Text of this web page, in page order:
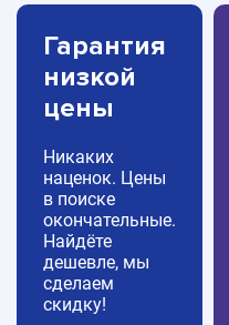
Гарантия
низкой
цены
Никаких
наценок. Цены
в поиске
окончательные.
Найдёте
дешевле, мы
сделаем
скидку!